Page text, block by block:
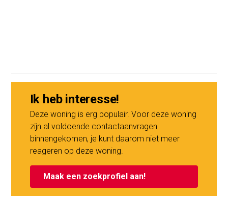
Ik heb interesse!
Deze woning is erg populair. Voor deze woning
zijn al voldoende contactaanvragen
binnengekomen, je kunt daarom niet meer
reageren op deze woning.
Maak een zoekprofiel aan!